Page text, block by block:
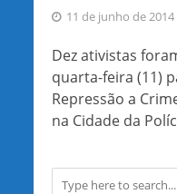
11 de junho de 2014
Dez ativistas
quarta-feira (11)
Repressão a
na Cidade da